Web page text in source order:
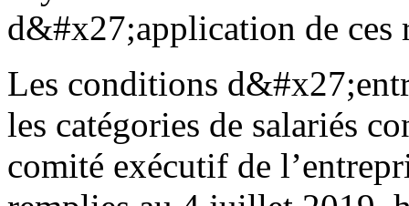
d&#x27;application de ces
Les conditions
les catégories de salariés
comité exécutif de